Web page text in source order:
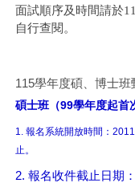
面試順序及時間請於
自行查閱。
115學年度碩、博士
碩士班（99學年度起首
1. 報名系統開放時間：
止。
2. 報名收件截止日期